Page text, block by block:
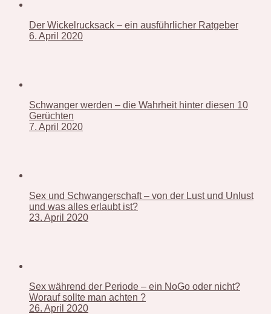
Der Wickelrucksack – ein ausführlicher Ratgeber
6. April 2020
Schwanger werden – die Wahrheit hinter diesen 10
Gerüchten
7. April 2020
Sex und Schwangerschaft – von der Lust und Unlust
und was alles erlaubt ist?
23. April 2020
Sex während der Periode – ein NoGo oder nicht?
Worauf sollte man achten ?
26. April 2020